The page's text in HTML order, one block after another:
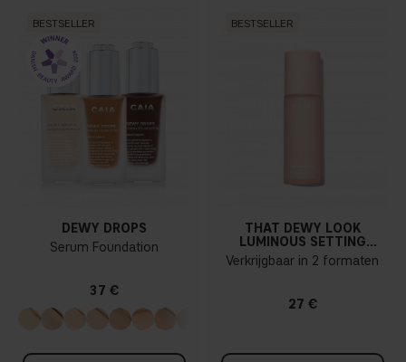
BESTSELLER
DEWY DROPS
Serum Foundation
37 €
BESTSELLER
THAT DEWY LOOK
LUMINOUS SETTING
SPRAY
Verkrijgbaar in 2 formaten
27 €